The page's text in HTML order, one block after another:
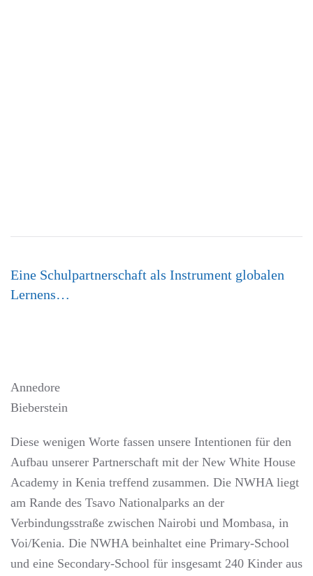
Eine Schulpartnerschaft als Instrument globalen
Lernens…
Annedore
Bieberstein
Diese wenigen Worte fassen unsere Intentionen für den
Aufbau unserer Partnerschaft mit der New White House
Academy in Kenia treffend zusammen. Die NWHA liegt
am Rande des Tsavo Nationalparks an der
Verbindungsstraße zwischen Nairobi und Mombasa, in
Voi/Kenia. Die NWHA beinhaltet eine Primary-School
und eine Secondary-School für insgesamt 240 Kinder aus